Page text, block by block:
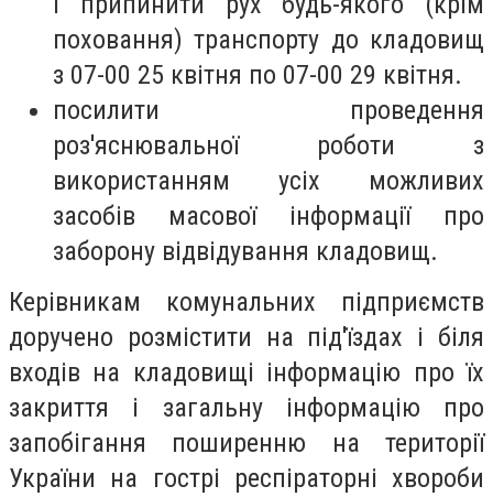
поховання) транспорту до кладовищ
з 07-00 25 квітня по 07-00 29 квітня.
посилити проведення
роз'яснювальної роботи з
використанням усіх можливих
засобів масової інформації про
заборону відвідування кладовищ.
Керівникам комунальних підприємств
доручено розмістити на під'їздах і біля
входів на кладовищі інформацію про їх
закриття і загальну інформацію про
запобігання поширенню на території
України на гострі респіраторні хвороби